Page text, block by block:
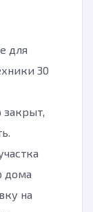
для
30
закрыт,
дома
на